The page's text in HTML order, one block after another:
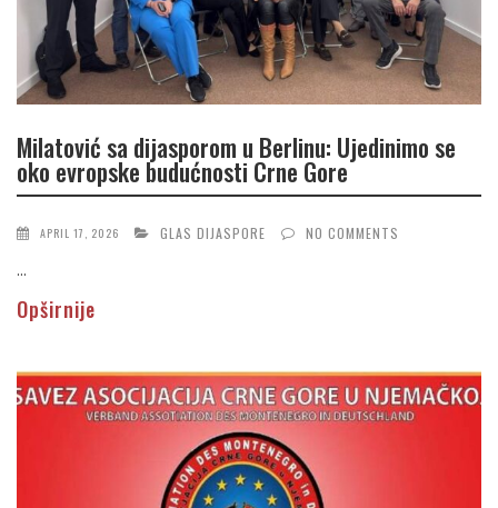
Milatović sa dijasporom u Berlinu: Ujedinimo se
oko evropske budućnosti Crne Gore
APRIL 17, 2026 GLAS DIJASPORE NO COMMENTS
...
Opširnije